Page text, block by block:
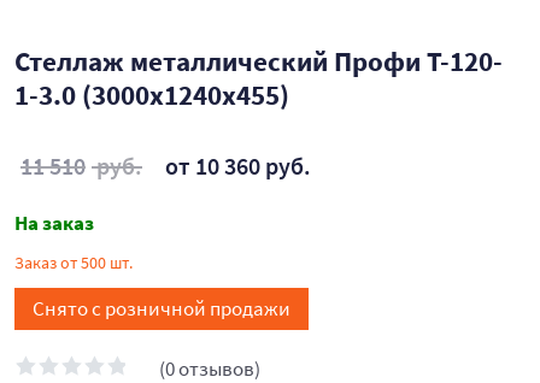
Стеллаж металлический Профи Т-120-
1-3.0 (3000х1240х455)
11 510 руб. от 10 360 руб.
На заказ
Заказ от 500 шт.
Снято с розничной продажи
(0 отзывов)